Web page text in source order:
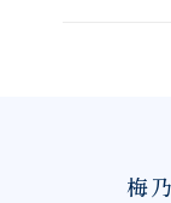
梅